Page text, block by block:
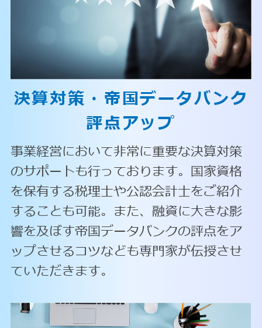
決算対策・ 帝国データバンク
評点アップ
事業経営において非常に重要な決算対策
のサポートも行っております。国家資格
を保有する税理士や公認会計士をご紹介
することも可能。また、融資に大きな影
響を及ぼす帝国データバンクの評点をア
ップさせるコツなども専門家が伝授させ
ていただきます。